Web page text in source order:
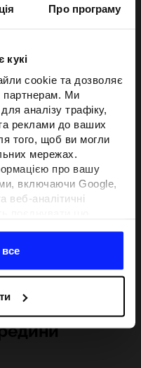
Про програму
кукі
cookie та дозволяє
партнерам. Ми
аналізу трафіку,
та реклами до ваших
того, щоб ви могли
мережах.
про вашу
включаючи Google,
веб-аналітичні
вами їхніх
можемо ділитися
відображення
аналітики,
рішень, які
соціальні
знайти в нашій